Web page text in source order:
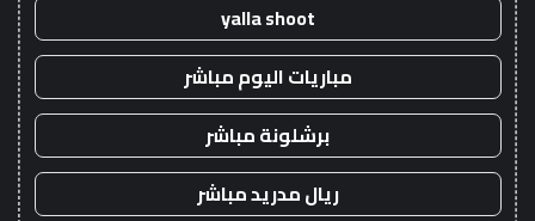
yalla shoot
مباريات اليوم مباشر
برشلونة مباشر
ريال مدريد مباشر